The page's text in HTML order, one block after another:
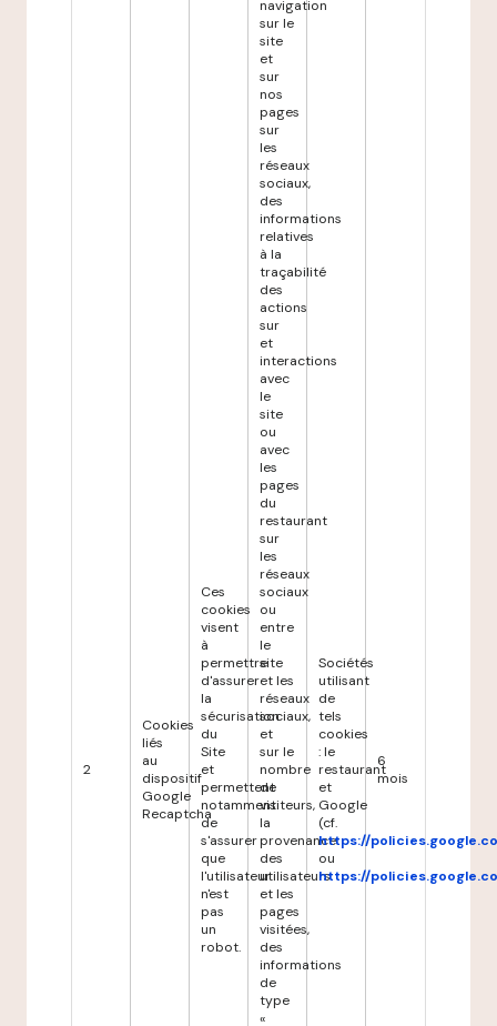
2
Cookies
liés
au
dispositif
Google
Recaptcha
Ces
cookies
visent
à
permettre
d'assurer
la
sécurisation
du
Site
et
permettent
notamment
de
s'assurer
que
l'utilisateur
n'est
pas
un
robot.
navigation
sur le
site
et
sur
nos
pages
sur
les
réseaux
sociaux,
des
informations
relatives
à la
traçabilité
des
actions
sur
et
interactions
avec
le
site
ou
avec
les
pages
du
restaurant
sur
les
réseaux
sociaux
ou
entre
le
site
et les
réseaux
sociaux,
et
sur le
nombre
de
visiteurs,
la
provenance
des
utilisateurs
et les
pages
visitées,
des
informations
de
type
«
Sociétés
utilisant
de
tels
cookies
: le
restaurant
et
Google
(cf.
https://
ou
https://
6
mois